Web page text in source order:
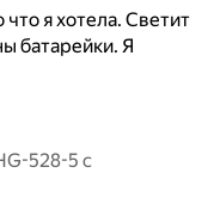
я хотела. Светит
батарейки. Я
528-5 с